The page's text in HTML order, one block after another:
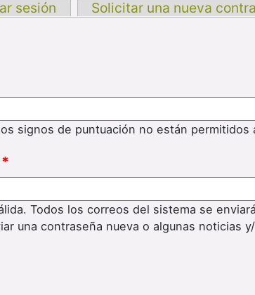
sesión Solicitar una nueva
signos de puntuación no están
*
Todos los correos del sistema se
una contraseña nueva o algunas noticias